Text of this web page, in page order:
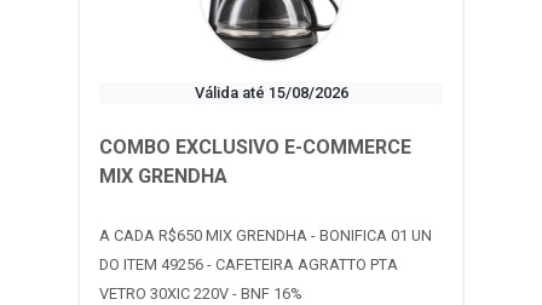
Válida até 15/08/2026
COMBO EXCLUSIVO E-COMMERCE
MIX GRENDHA
A CADA R$650 MIX GRENDHA - BONIFICA 01 UN
DO ITEM 49256 - CAFETEIRA AGRATTO PTA
VETRO 30XIC 220V - BNF 16%